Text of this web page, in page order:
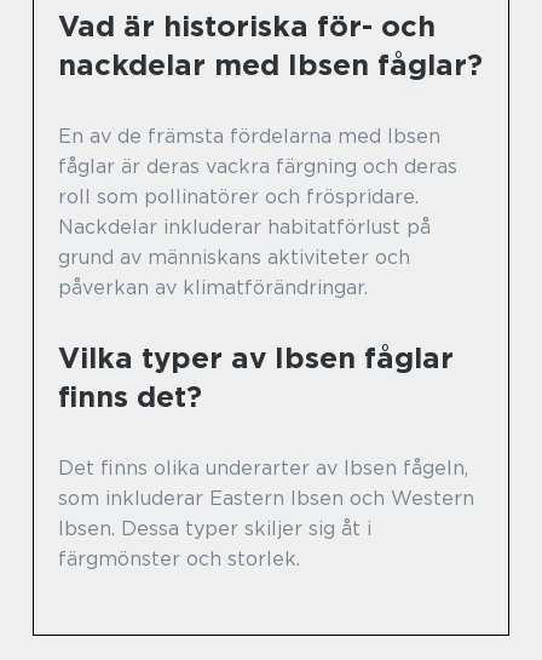
Vad är historiska för- och
nackdelar med Ibsen fåglar?
En av de främsta fördelarna med Ibsen
fåglar är deras vackra färgning och deras
roll som pollinatörer och fröspridare.
Nackdelar inkluderar habitatförlust på
grund av människans aktiviteter och
påverkan av klimatförändringar.
Vilka typer av Ibsen fåglar
finns det?
Det finns olika underarter av Ibsen fågeln,
som inkluderar Eastern Ibsen och Western
Ibsen. Dessa typer skiljer sig åt i
färgmönster och storlek.